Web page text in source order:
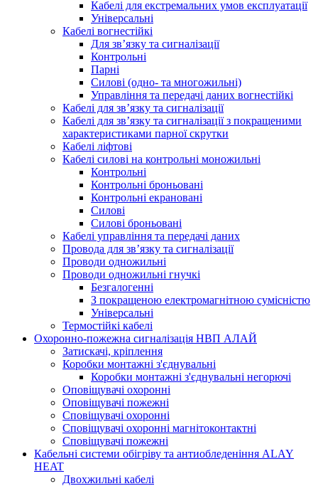
Кабелі для екстремальних умов експлуатації
Універсальні
Кабелі вогнестійкі
Для зв’язку та сигналізації
Контрольні
Парні
Силові (одно- та многожильні)
Управління та передачі даних вогнестійкі
Кабелі для зв’язку та сигналізації
Кабелі для зв’язку та сигналізації з покращеними
характеристиками парної скрутки
Кабелі ліфтові
Кабелі силові на контрольні моножильні
Контрольні
Контрольні броньовані
Контрольні екрановані
Силові
Силові броньовані
Кабелі управління та передачі даних
Провода для зв’язку та сигналізації
Проводи одножильні
Проводи одножильні гнучкі
Безгалогенні
З покращеною електромагнітною сумісністю
Універсальні
Термостійкі кабелі
Охоронно-пожежна сигналізація НВП АЛАЙ
Затискачі, кріплення
Коробки монтажні з'єднувальні
Коробки монтажні з'єднувальні негорючі
Оповіщувачі охоронні
Оповіщувачі пожежні
Сповіщувачі охоронні
Сповіщувачі охоронні магнітоконтактні
Сповіщувачі пожежні
Кабельні системи обігріву та антиобледеніння ALAY
HEAT
Двохжильні кабелі